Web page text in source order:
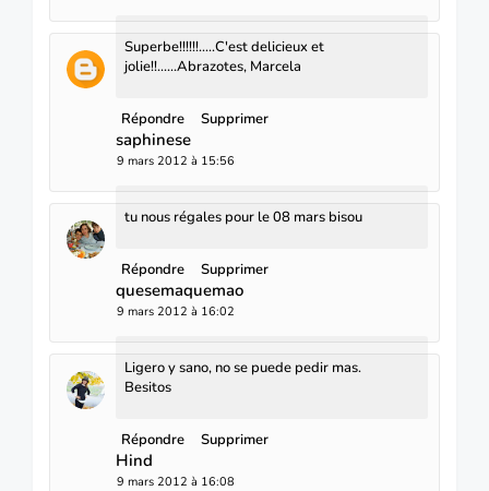
Superbe!!!!!!.....C'est delicieux et
jolie!!......Abrazotes, Marcela
Répondre Supprimer
saphinese
9 mars 2012 à 15:56
tu nous régales pour le 08 mars bisou
Répondre Supprimer
quesemaquemao
9 mars 2012 à 16:02
Ligero y sano, no se puede pedir mas.
Besitos
Répondre Supprimer
Hind
9 mars 2012 à 16:08